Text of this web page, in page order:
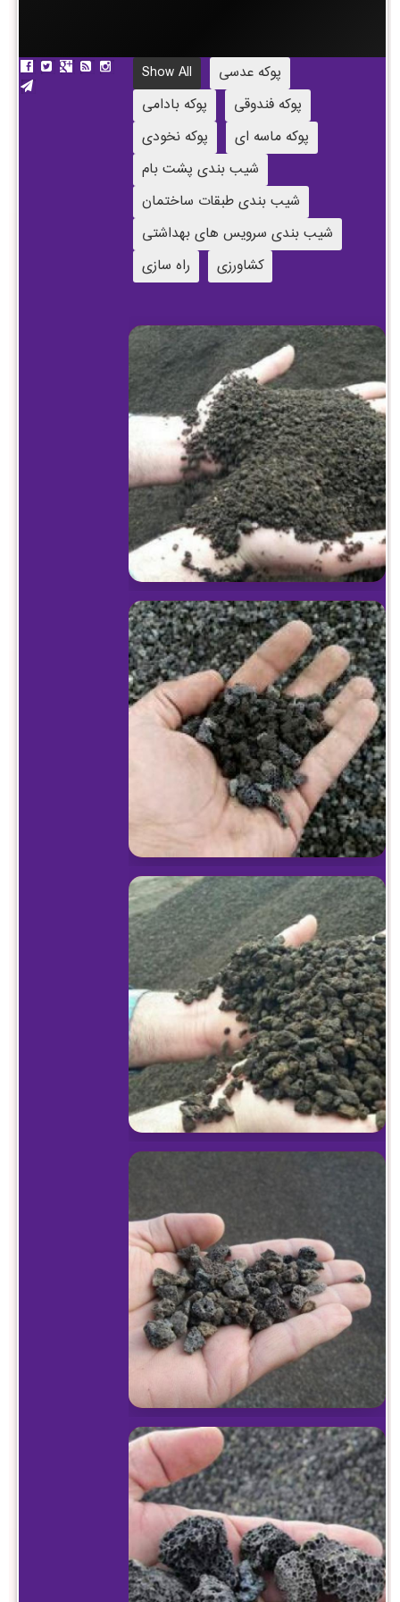
Show All
پوکه عدسی
پوکه بادامی
پوکه فندوقی
پوکه نخودی
پوکه ماسه ای
شیب بندی پشت بام
شیب بندی طبقات ساختمان
شیب بندی سرویس های بهداشتی
راه سازی
کشاورزی